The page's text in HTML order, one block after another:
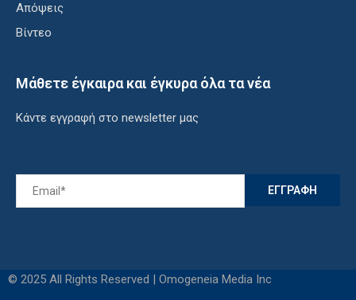
Απόψεις
Βίντεο
Μάθετε έγκαιρα και έγκυρα όλα τα νέα
Κάντε εγγραφή στο newsletter μας
© 2025 All Rights Reserved | Omogeneia Media Inc